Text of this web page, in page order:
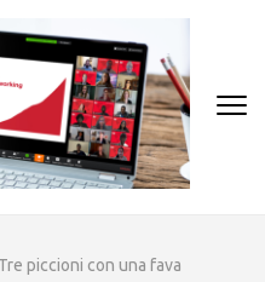
Tre piccioni con una fava